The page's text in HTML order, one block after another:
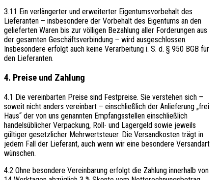
3.11 Ein verlängerter und erweiterter Eigentumsvorbehalt des
Lieferanten – insbesondere der Vorbehalt des Eigentums an den
gelieferten Waren bis zur völligen Bezahlung aller Forderungen aus
der gesamten Geschäftsverbindung – wird ausgeschlossen.
Insbesondere erfolgt auch keine Verarbeitung i. S. d. § 950 BGB für
den Lieferanten.
4. Preise und Zahlung
4.1 Die vereinbarten Preise sind Festpreise. Sie verstehen sich –
soweit nicht anders vereinbart – einschließlich der Anlieferung „frei
Haus“ der von uns genannten Empfangsstellen einschließlich
handelsüblicher Verpackung, Roll- und Lagergeld sowie jeweils
gültiger gesetzlicher Mehrwertsteuer. Die Versandkosten trägt in
jedem Fall der Lieferant, auch wenn wir eine besondere Versandart
wünschen.
4.2 Ohne besondere Vereinbarung erfolgt die Zahlung innerhalb von